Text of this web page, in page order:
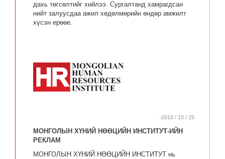
дахь төгсөлтийг хийлээ. Сургалтанд хамрагдсан
нийт залуусдаа ажил хөдөлмөрийн өндөр амжилт
хүсэн ерөөе.
-2010 / 10 / 25
МОНГОЛЫН ХҮНИЙ НӨӨЦИЙН ИНСТИТУТ-ИЙН
РЕКЛАМ
МОНГОЛЫН ХҮНИЙ НӨӨЦИЙН ИНСТИТУТ нь